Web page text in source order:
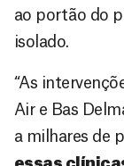
ao portão do
isolado.
“As
Air e Bas
a milhares de